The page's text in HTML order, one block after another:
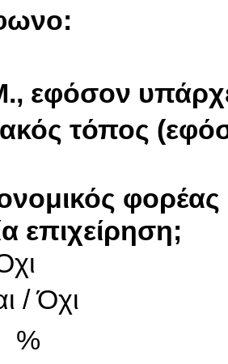
εφόσον
τόπος
φορέας
επιχείρηση;
/ Όχι
%